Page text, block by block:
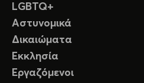
LGBTQ+
Αστυνομικά
Δικαιώματα
Εκκλησία
Εργαζόμενοι